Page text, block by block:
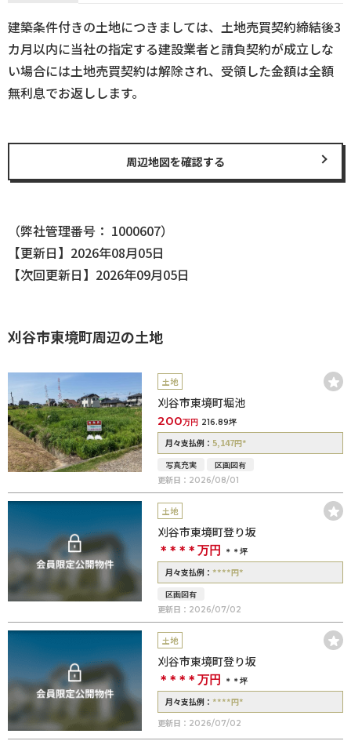
建築条件付きの土地につきましては、土地売買契約締結後3
カ月以内に当社の指定する建設業者と請負契約が成立しな
い場合には土地売買契約は解除され、受領した金額は全額
無利息でお返しします。
周辺地図を確認する
（弊社管理番号： 1000607）
【更新日】2026年08月05日
【次回更新日】2026年09月05日
刈谷市東境町周辺の土地
土地
刈谷市東境町堀池
200万円 216.89坪
月々支払例：5,147円*
写真充実
区画図有
更新日： 2026/08/01
土地
刈谷市東境町登り坂
＊＊＊＊ 万円 ＊＊坪
月々支払例：****円*
区画図有
更新日： 2026/07/02
土地
刈谷市東境町登り坂
＊＊＊＊ 万円 ＊＊坪
月々支払例：****円*
更新日： 2026/07/02